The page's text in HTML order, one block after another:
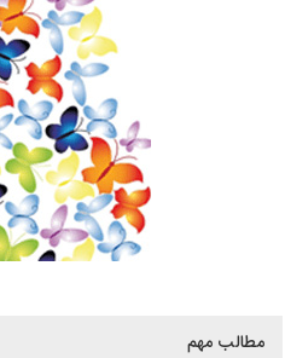
مطالب مهم